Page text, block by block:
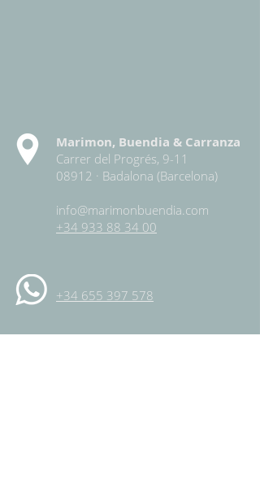
Marimon, Buendia & Carranza
Carrer del Progrés, 9-11
08912 · Badalona (Barcelona)
info@marimonbuendia.com
+34 933 88 34 00
+34 655 397 578